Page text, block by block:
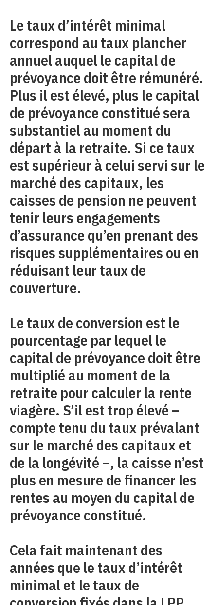
Le taux d’intérêt minimal
correspond au taux plancher
annuel auquel le capital de
prévoyance doit être rémunéré.
Plus il est élevé, plus le capital
de prévoyance constitué sera
substantiel au moment du
départ à la retraite. Si ce taux
est supérieur à celui servi sur le
marché des capitaux, les
caisses de pension ne peuvent
tenir leurs engagements
d’assurance qu’en prenant des
risques supplémentaires ou en
réduisant leur taux de
couverture.
Le taux de conversion est le
pourcentage par lequel le
capital de prévoyance doit être
multiplié au moment de la
retraite pour calculer la rente
viagère. S’il est trop élevé –
compte tenu du taux prévalant
sur le marché des capitaux et
de la longévité –, la caisse n’est
plus en mesure de financer les
rentes au moyen du capital de
prévoyance constitué.
Cela fait maintenant des
années que le taux d’intérêt
minimal et le taux de